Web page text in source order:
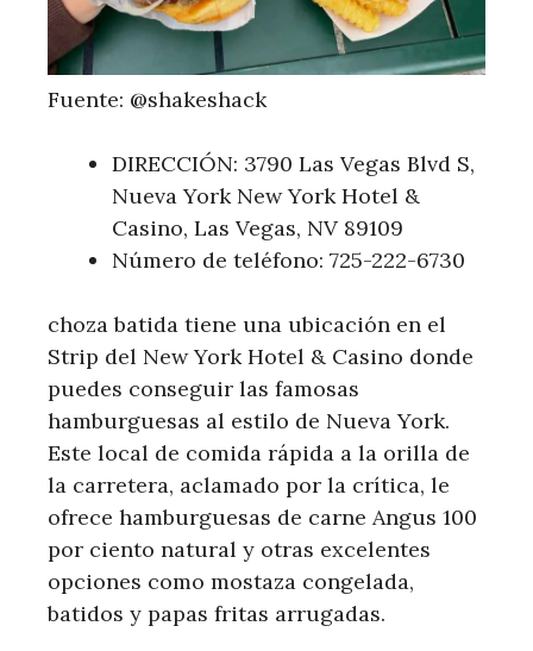
Fuente: @shakeshack
DIRECCIÓN: 3790 Las Vegas Blvd S,
Nueva York New York Hotel &
Casino, Las Vegas, NV 89109
Número de teléfono: 725-222-6730
choza batida tiene una ubicación en el
Strip del New York Hotel & Casino donde
puedes conseguir las famosas
hamburguesas al estilo de Nueva York.
Este local de comida rápida a la orilla de
la carretera, aclamado por la crítica, le
ofrece hamburguesas de carne Angus 100
por ciento natural y otras excelentes
opciones como mostaza congelada,
batidos y papas fritas arrugadas.